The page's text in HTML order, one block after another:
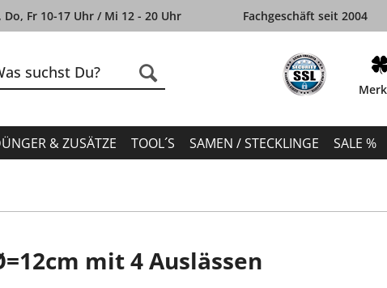
Fr 10-17 Uhr / Mi 12 - 20 Uhr Fachgeschäft seit 2004
& ZUSÄTZE TOOL´S SAMEN / STECKLINGE SALE %
mit 4 Auslässen